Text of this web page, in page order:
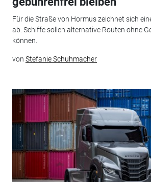
Für die Straße von Hormus zeichnet sich
ab. Schiffe sollen alternative Routen ohne
können.
von Stefanie Schuhmacher